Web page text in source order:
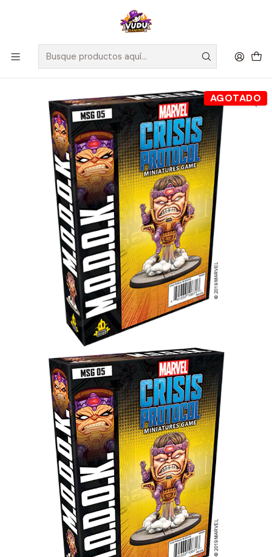
🚀 ¡Despachamos a todo Chile! Envío GRATIS a Regiones sobre
$100.000 y a RM sobre $35.000
Inicio Juegos de Mesa Competitivos
Marvel Crisis Protocol: MODOK Character Pack - Ingles
AGOTADO